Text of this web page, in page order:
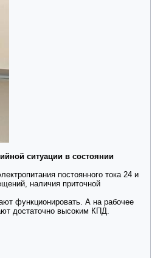
ситуации в состоянии
постоянного тока 24 и
наличия приточной
функционировать. А на рабочее
достаточно высоким КПД.